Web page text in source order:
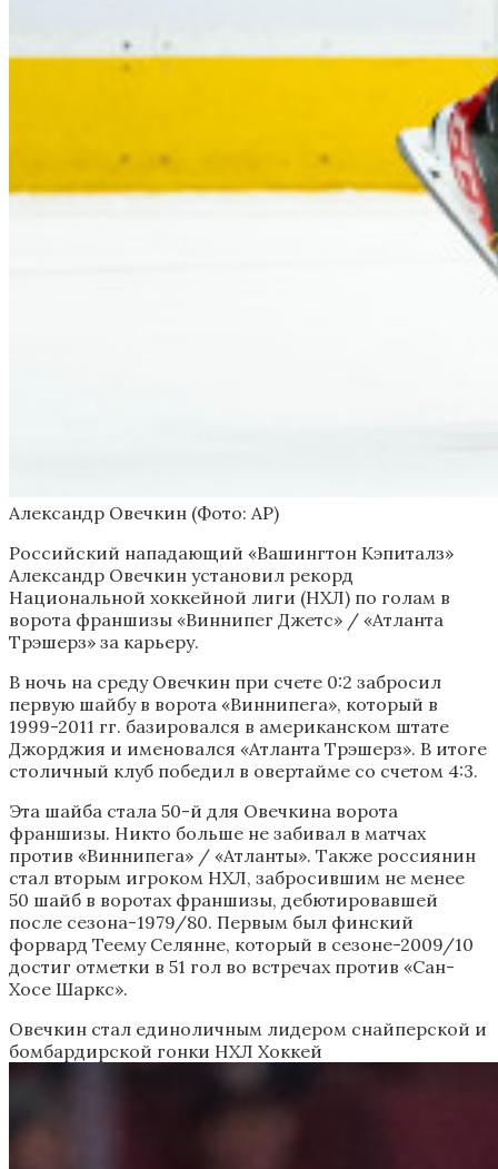
Александр Овечкин (Фото: AP)
Российский нападающий «Вашингтон Кэпиталз»
Александр Овечкин установил рекорд
Национальной хоккейной лиги (НХЛ) по голам в
ворота франшизы «Виннипег Джетс» / «Атланта
Трэшерз» за карьеру.
В ночь на среду Овечкин при счете 0:2 забросил
первую шайбу в ворота «Виннипега», который в
1999-2011 гг. базировался в американском штате
Джорджия и именовался «Атланта Трэшерз». В итоге
столичный клуб победил в овертайме со счетом 4:3.
Эта шайба стала 50-й для Овечкина ворота
франшизы. Никто больше не забивал в матчах
против «Виннипега» / «Атланты». Также россиянин
стал вторым игроком НХЛ, забросившим не менее
50 шайб в воротах франшизы, дебютировавшей
после сезона-1979/80. Первым был финский
форвард Теему Селянне, который в сезоне-2009/10
достиг отметки в 51 гол во встречах против «Сан-
Хосе Шаркс».
Овечкин стал единоличным лидером снайперской и
бомбардирской гонки НХЛ Хоккей